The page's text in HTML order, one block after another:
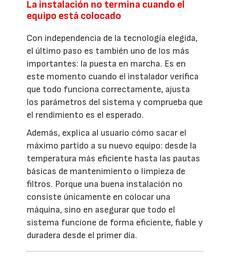
La instalación no termina cuando el
equipo está colocado
Con independencia de la tecnología elegida,
el último paso es también uno de los más
importantes: la puesta en marcha. Es en
este momento cuando el instalador verifica
que todo funciona correctamente, ajusta
los parámetros del sistema y comprueba que
el rendimiento es el esperado.
Además, explica al usuario cómo sacar el
máximo partido a su nuevo equipo: desde la
temperatura más eficiente hasta las pautas
básicas de mantenimiento o limpieza de
filtros. Porque una buena instalación no
consiste únicamente en colocar una
máquina, sino en asegurar que todo el
sistema funcione de forma eficiente, fiable y
duradera desde el primer día.